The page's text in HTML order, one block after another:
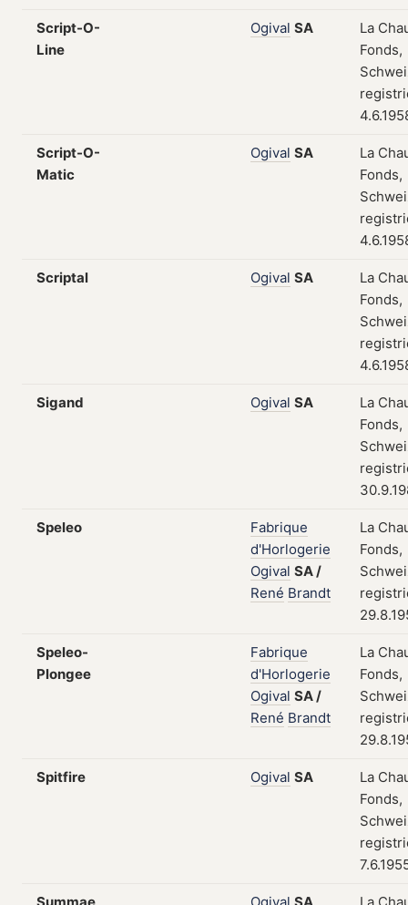
Script-O-
Line
Ogival SA
La
Fonds,
Script-O-
Matic
Ogival SA
La
Fonds,
Scriptal Ogival SA
La
Fonds,
Sigand Ogival SA
La
Fonds,
Speleo
Fabrique
d'Horlogerie
Ogival SA/
René Brandt
La
Fonds,
Speleo-
Plongee
Fabrique
d'Horlogerie
Ogival SA/
René Brandt
La
Fonds,
Spitfire Ogival SA
La
Fonds,